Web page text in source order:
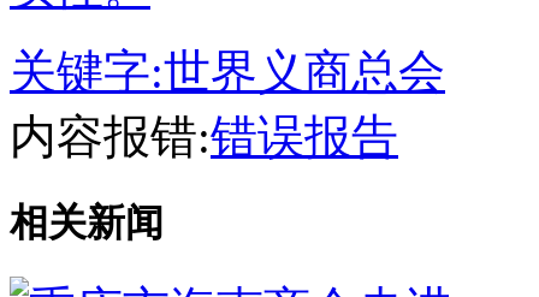
关键字:世界义商总会
内容报错:错误报告
相关新闻